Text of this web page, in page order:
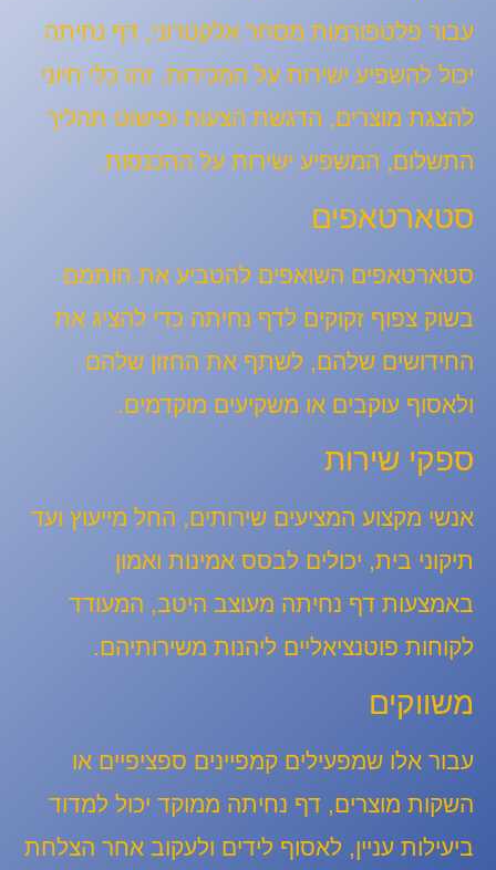
עבור פלטפורמות מסחר אלקטרוני, דף נחיתה
יכול להשפיע ישירות על המכירות. זהו כלי חיוני
להצגת מוצרים, הדגשת הצעות ופישוט תהליך
התשלום, המשפיע ישירות על ההכנסות.
סטארטאפים
סטארטאפים השואפים להטביע את חותמם
בשוק צפוף זקוקים לדף נחיתה כדי להציג את
החידושים שלהם, לשתף את החזון שלהם
ולאסוף עוקבים או משקיעים מוקדמים.
ספקי שירות
אנשי מקצוע המציעים שירותים, החל מייעוץ ועד
תיקוני בית, יכולים לבסס אמינות ואמון
באמצעות דף נחיתה מעוצב היטב, המעודד
לקוחות פוטנציאליים ליהנות משירותיהם.
משווקים
עבור אלו שמפעילים קמפיינים ספציפיים או
השקות מוצרים, דף נחיתה ממוקד יכול למדוד
ביעילות עניין, לאסוף לידים ולעקוב אחר הצלחת